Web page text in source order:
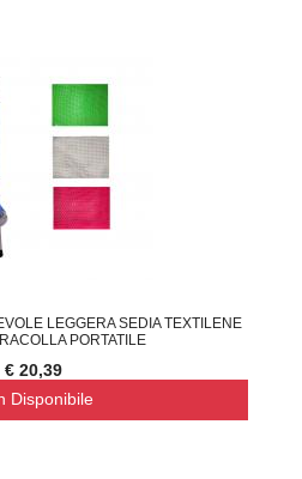
LEGGERA SEDIA TEXTILENE
PORTATILE
€ 20,39
Disponibile